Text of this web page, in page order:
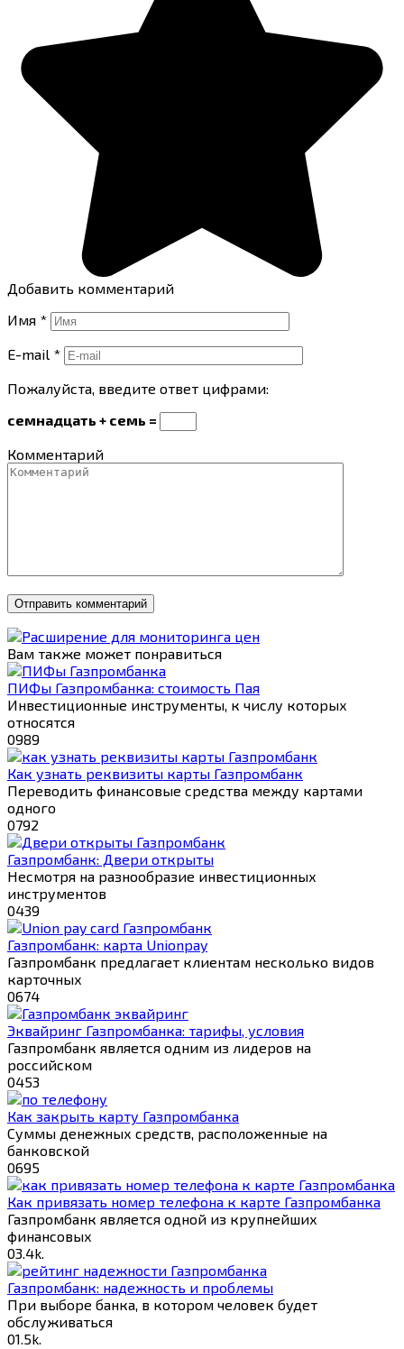
Добавить комментарий
Имя *
E-mail *
Пожалуйста, введите ответ цифрами:
семнадцать + семь =
Комментарий
Вам также может понравиться
ПИФы Газпромбанка: стоимость Пая
Инвестиционные инструменты, к числу которых
относятся
0989
Как узнать реквизиты карты Газпромбанк
Переводить финансовые средства между картами
одного
0792
Газпромбанк: Двери открыты
Несмотря на разнообразие инвестиционных
инструментов
0439
Газпромбанк: карта Unionpay
Газпромбанк предлагает клиентам несколько видов
карточных
0674
Эквайринг Газпромбанка: тарифы, условия
Газпромбанк является одним из лидеров на
российском
0453
Как закрыть карту Газпромбанка
Суммы денежных средств, расположенные на
банковской
0695
Как привязать номер телефона к карте Газпромбанка
Газпромбанк является одной из крупнейших
финансовых
03.4k.
Газпромбанк: надежность и проблемы
При выборе банка, в котором человек будет
обслуживаться
01.5k.